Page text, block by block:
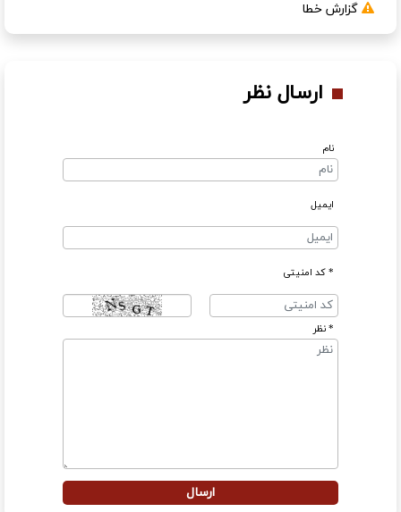
گزارش خطا
ارسال نظر
نام
ایمیل
* کد امنیتی
* نظر